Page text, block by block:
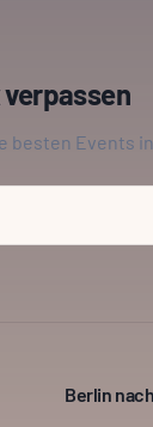
verpassen
besten Events
Berlin